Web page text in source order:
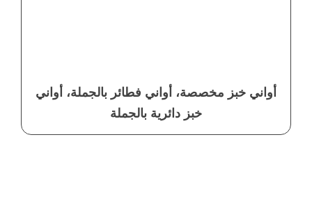
أواني خبز مخصصة، أواني فطائر بالجملة، أواني
خبز دائرية بالجملة